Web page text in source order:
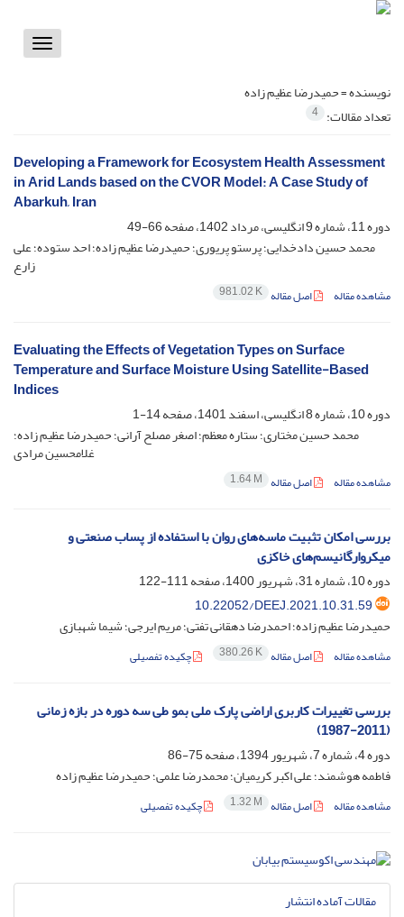
Toggle
نویسنده =حمیدرضا عظیم زاده
تعداد مقالات: 4
Developing a Framework for Ecosystem Health Assessment
in Arid Lands based on the CVOR Model: A Case Study of
Abarkuh, Iran
دوره 11، شماره 9 انگلیسی، مرداد 1402، صفحه
66-49
محمد حسین دادخدایی؛ پرستو پریوری؛ حمیدرضا عظیم زاده؛ احد ستوده؛ علی
زارع
مشاهده مقاله اصل مقاله 981.02 K
Evaluating the Effects of Vegetation Types on Surface
Temperature and Surface Moisture Using Satellite-Based
Indices
دوره 10، شماره 8 انگلیسی، اسفند 1401، صفحه
14-1
محمد حسین مختاری؛ ستاره معظم؛ اصغر مصلح آرانی؛ حمیدرضا عظیم زاده؛
غلامحسین مرادی
مشاهده مقاله اصل مقاله 1.64 M
بررسی امکان تثبیت ماسه‌های روان با استفاده از پساب صنعتی و
میکروارگانیسم‌های خاکزی
دوره 10، شماره 31، شهریور 1400، صفحه
111-122
10.22052/DEEJ.2021.10.31.59
حمیدرضا عظیم زاده؛ احمدرضا دهقانی تفتی؛ مریم ایرجی؛ شیما شهبازی
مشاهده مقاله اصل مقاله 380.26 K چکیده تفصیلی
بررسی تغییرات کاربری اراضی پارک ملی بمو طی سه دوره در بازه زمانی
(2011-1987)
دوره 4، شماره 7، شهریور 1394، صفحه
75-86
فاطمه هوشمند؛ علی اکبر کریمیان؛ محمدرضا علمی؛ حمیدرضا عظیم زاده
مشاهده مقاله اصل مقاله 1.32 M چکیده تفصیلی
مقالات آماده انتشار